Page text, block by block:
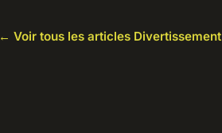
← Voir tous les articles Divertissement